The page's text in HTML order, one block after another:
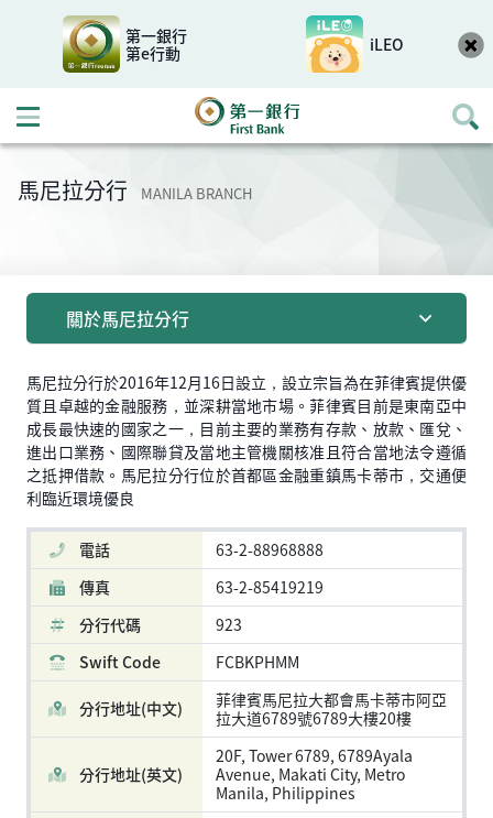
第一銀行
第e行動
iLEO
開啟行動選單
馬尼拉分行 MANILA BRANCH
關於馬尼拉分行
馬尼拉分行於2016年12月16日設立，設立宗旨為在菲律賓提供優
質且卓越的金融服務，並深耕當地市場。菲律賓目前是東南亞中
成長最快速的國家之一，目前主要的業務有存款、放款、匯兌、
進出口業務、國際聯貸及當地主管機關核准且符合當地法令遵循
之抵押借款。馬尼拉分行位於首都區金融重鎮馬卡蒂市，交通便
利臨近環境優良
電話
63-2-88968888
傳真
63-2-85419219
分行代碼
923
Swift Code
FCBKPHMM
分行地址(中文)
菲律賓馬尼拉大都會馬卡蒂市阿亞
拉大道6789號6789大樓20樓
分行地址(英文)
20F, Tower 6789, 6789Ayala
Avenue, Makati City, Metro
Manila, Philippines